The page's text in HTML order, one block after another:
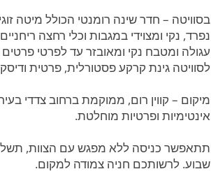
בסוויטה – חדר שינה רומנטי הכולל מיטה
נפרד, נקי ומצוידי במגבות וכלי רחצה
עגולה ומטבח נקי ומאובזר עד לפרטי פרטים
לסוויטה גינת קרקע פסטורלית, פרטית
מיקום – קווין רום, ממוקמת ברחוב צדדי
אינטימיות ופרטיות מוחלטת.
שבוע. לרשותכם חניה צמודה למקום.